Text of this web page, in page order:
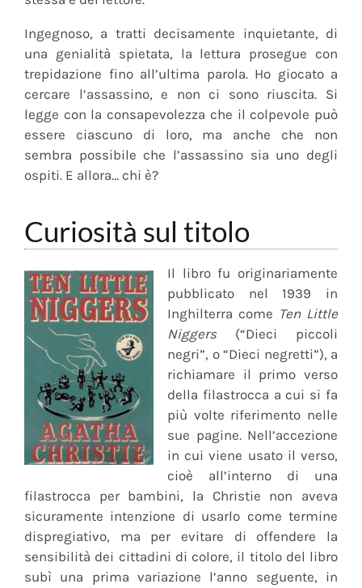
Ingegnoso, a tratti decisamente inquietante, di
una genialità spietata, la lettura prosegue con
trepidazione fino all’ultima parola. Ho giocato a
cercare l’assassino, e non ci sono riuscita. Si
legge con la consapevolezza che il colpevole può
essere ciascuno di loro, ma anche che non
sembra possibile che l’assassino sia uno degli
ospiti. E allora… chi è?
Curiosità sul titolo
Il libro fu originariamente
pubblicato nel 1939 in
Inghilterra come Ten Little
Niggers (“Dieci piccoli
negri”, o “Dieci negretti”), a
richiamare il primo verso
della filastrocca a cui si fa
più volte riferimento nelle
sue pagine. Nell’accezione
in cui viene usato il verso,
cioè all’interno di una
filastrocca per bambini, la Christie non aveva
sicuramente intenzione di usarlo come termine
dispregiativo, ma per evitare di offendere la
sensibilità dei cittadini di colore, il titolo del libro
subì una prima variazione l’anno seguente, in